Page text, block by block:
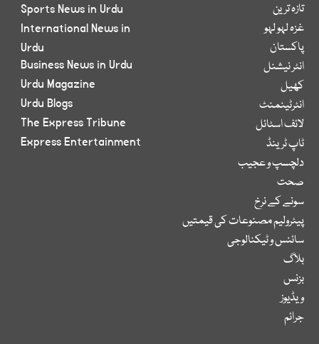
تازہ ترین
غزہ لہو لہو
پاکستان
انٹر نیشنل
کھیل
انٹرٹینمنٹ
لائف اسٹائل
ٹاپ ٹرینڈ
دلچسپ و عجیب
صحت
سونے کے نرخ
پیٹرولیم مصنوعات کی قیمتیں
سائنس و ٹیکنالوجی
بلاگ
بزنس
ویڈیوز
جرائم
Sports News in Urdu
International News in
Urdu
Business News in Urdu
Urdu Magazine
Urdu Blogs
The Express Tribune
Express Entertainment